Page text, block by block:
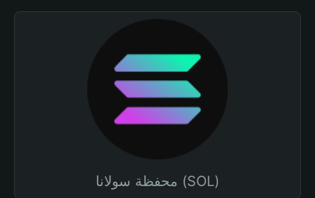
محفظة سولانا (SOL)